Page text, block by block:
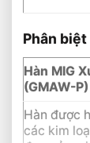
Phân biệt
Hàn MIG
(GMAW-P)
Hàn được
các kim